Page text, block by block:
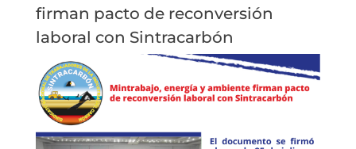
firman pacto de reconversión
laboral con Sintracarbón